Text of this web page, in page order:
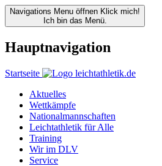
Navigations Menu öffnen Klick mich!
Ich bin das Menü.
Hauptnavigation
Startseite
Aktuelles
Wettkämpfe
Nationalmannschaften
Leichtathletik für Alle
Training
Wir im DLV
Service